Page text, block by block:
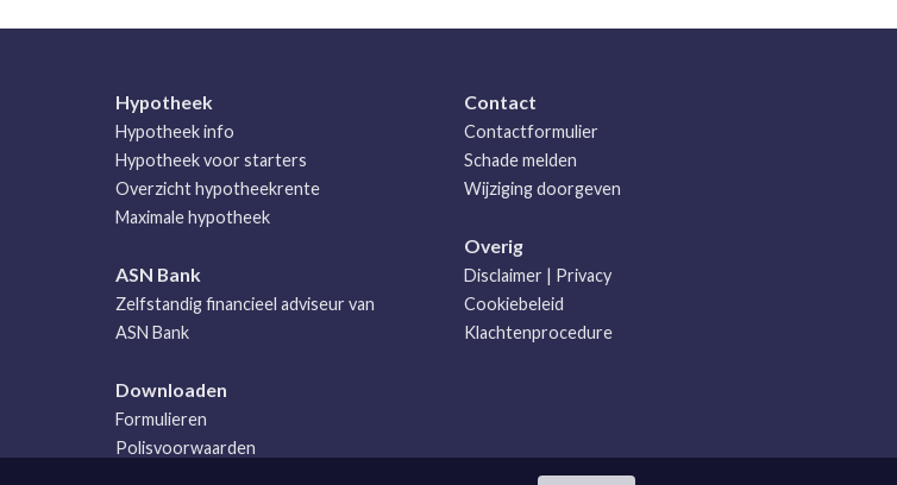
Hypotheek
Hypotheek info
Hypotheek voor starters
Overzicht hypotheekrente
Maximale hypotheek
ASN Bank
Zelfstandig financieel adviseur van
ASN Bank
Downloaden
Formulieren
Polisvoorwaarden
Contact
Contactformulier
Schade melden
Wijziging doorgeven
Overig
Disclaimer | Privacy
Cookiebeleid
Klachtenprocedure